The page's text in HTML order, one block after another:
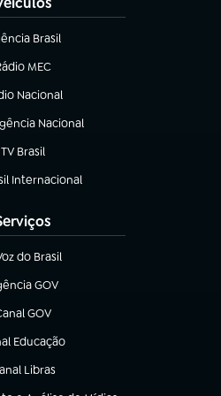
Brasil
em nova aba)
MEC
Nacional
em nova aba)
Nacional
nova aba)
TV Brasil
(abre em nova aba)
Internacional
nova aba)
do Brasil
em nova aba)
GOV
em nova aba)
GOV
em nova aba)
Educação
em nova aba)
Libras
em nova aba)